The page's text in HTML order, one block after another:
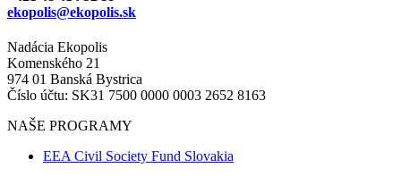
ekopolis@ekopolis.sk
Nadácia Ekopolis
Komenského 21
974 01 Banská Bystrica
Číslo účtu: SK31 7500 0000 0003 2652 8163
NAŠE PROGRAMY
EEA Civil Society Fund Slovakia